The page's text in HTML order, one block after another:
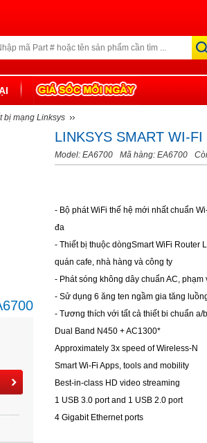
bị mạng Linksys
LINKSYS SMART WI-
Model: EA6700 Mã hàng: EA6700
- Bộ phát WiFi thế hệ mới nhất chuẩn
đa
- Thiết bị thuộc dòngSmart WiFi Router
quán cafe, nhà hàng và công ty
- Phát sóng không dây chuẩn AC,
- Sử dụng 6 ăng ten ngầm gia tăng
- Tương thích với tất cả thiết bi chuẩn a/
Dual Band N450 + AC1300*
Approximately 3x speed of Wireless-N
Smart Wi-Fi Apps, tools and mobility
Best-in-class HD video streaming
1 USB 3.0 port and 1 USB 2.0 port
4 Gigabit Ethernet ports